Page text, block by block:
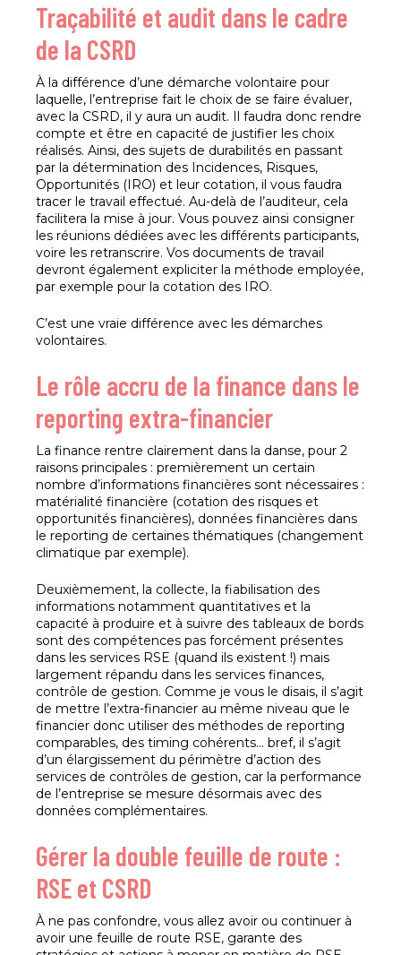
Traçabilité et audit dans le cadre
de la CSRD
À la différence d’une démarche volontaire pour
laquelle, l’entreprise fait le choix de se faire évaluer,
avec la CSRD, il y aura un audit. Il faudra donc rendre
compte et être en capacité de justifier les choix
réalisés. Ainsi, des sujets de durabilités en passant
par la détermination des Incidences, Risques,
Opportunités (IRO) et leur cotation, il vous faudra
tracer le travail effectué. Au-delà de l’auditeur, cela
facilitera la mise à jour. Vous pouvez ainsi consigner
les réunions dédiées avec les différents participants,
voire les retranscrire. Vos documents de travail
devront également expliciter la méthode employée,
par exemple pour la cotation des IRO.
C’est une vraie différence avec les démarches
volontaires.
Le rôle accru de la finance dans le
reporting extra-financier
La finance rentre clairement dans la danse, pour 2
raisons principales : premièrement un certain
nombre d’informations financières sont nécessaires :
matérialité financière (cotation des risques et
opportunités financières), données financières dans
le reporting de certaines thématiques (changement
climatique par exemple).
Deuxièmement, la collecte, la fiabilisation des
informations notamment quantitatives et la
capacité à produire et à suivre des tableaux de bords
sont des compétences pas forcément présentes
dans les services RSE (quand ils existent !) mais
largement répandu dans les services finances,
contrôle de gestion. Comme je vous le disais, il s’agit
de mettre l’extra-financier au même niveau que le
financier donc utiliser des méthodes de reporting
comparables, des timing cohérents… bref, il s’agit
d’un élargissement du périmètre d’action des
services de contrôles de gestion, car la performance
de l’entreprise se mesure désormais avec des
données complémentaires.
Gérer la double feuille de route :
RSE et CSRD
À ne pas confondre, vous allez avoir ou continuer à
avoir une feuille de route RSE, garante des